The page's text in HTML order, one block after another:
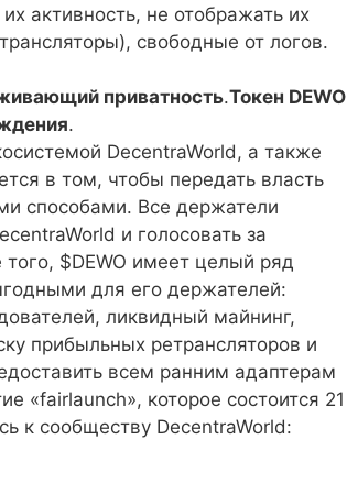
активность, не отображать их
свободные от логов.
приватность.Токен DEWO
.
DecentraWorld, а также
в том, чтобы передать власть
способами. Все держатели
и голосовать за
$DEWO имеет целый ряд
для его держателей:
ликвидный майнинг,
прибыльных ретрансляторов и
всем ранним адаптерам
«fairlaunch», которое состоится 21
к сообществу DecentraWorld: